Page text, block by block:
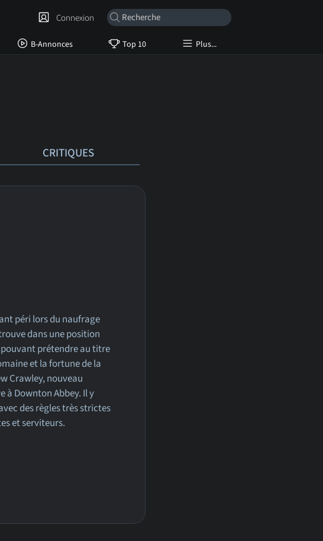
B-Annonces Top 10 Plus...
Connexion
CRITIQUES
péri lors du naufrage
dans une position
prétendre au titre
et la fortune de la
Crawley, nouveau
à Downton Abbey. Il y
des règles très strictes
et serviteurs.